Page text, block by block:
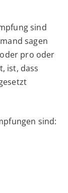
sind
sagen
pro oder
ist, dass
sind: